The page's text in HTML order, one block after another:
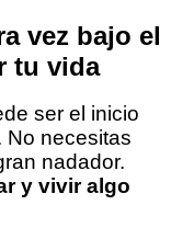
vez bajo el
tu vida
ser el inicio
No necesitas
nadador.
y vivir algo